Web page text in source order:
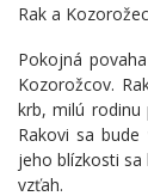
Rak a Kozorožec
Pokojná
Kozorožcov.
krb, milú rodinu
Rakovi sa
jeho blízkosti sa
vzťah.